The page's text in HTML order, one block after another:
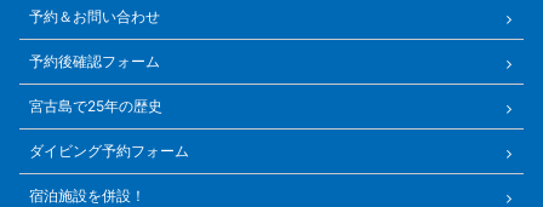
予約＆お問い合わせ
予約後確認フォーム
宮古島で25年の歴史
ダイビング予約フォーム
宿泊施設を併設！